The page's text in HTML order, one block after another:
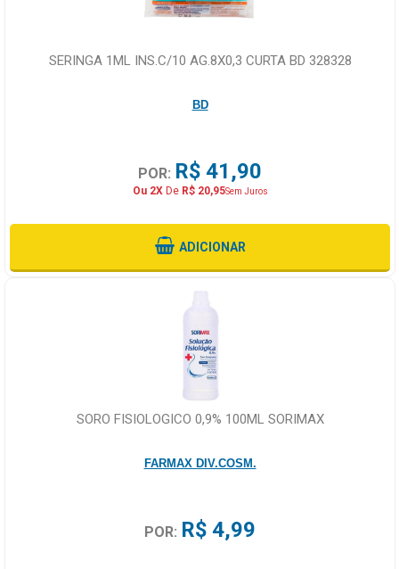
SERINGA 1ML INS.C/10 AG.8X0,3 CURTA BD 328328
BD
POR: R$ 41,90
Ou 2XDe R$ 20,95Sem Juros
ADICIONAR
SORO FISIOLOGICO 0,9% 100ML SORIMAX
FARMAX DIV.COSM.
POR: R$ 4,99